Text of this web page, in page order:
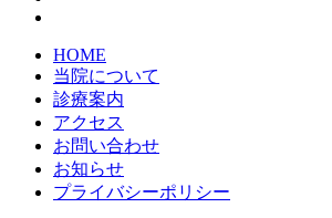
HOME
当院について
診療案内
アクセス
お問い合わせ
お知らせ
プライバシーポリシー